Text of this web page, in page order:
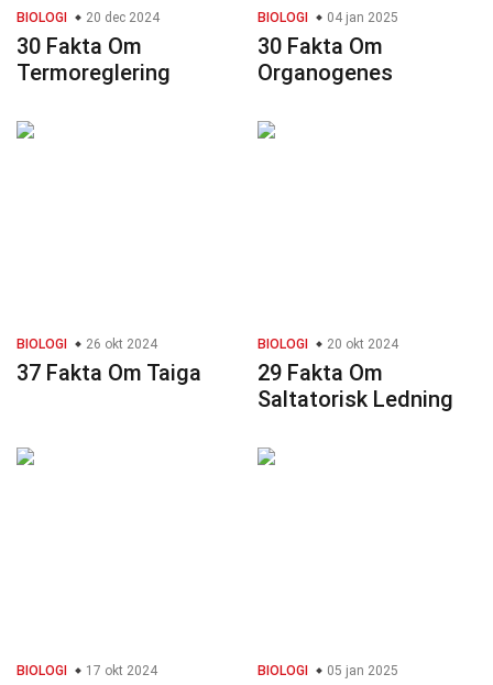
BIOLOGI 20 dec 2024
30 Fakta Om
Termoreglering
BIOLOGI 04 jan 2025
30 Fakta Om
Organogenes
BIOLOGI 26 okt 2024
37 Fakta Om Taiga
BIOLOGI 20 okt 2024
29 Fakta Om
Saltatorisk Ledning
BIOLOGI 17 okt 2024 BIOLOGI 05 jan 2025